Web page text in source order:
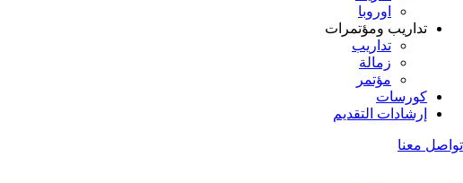
اوروبا
تداريب ومؤتمرات
تداريب
زمالة
مؤتمر
كورسات
إرشادات التقديم
تواصل معنا